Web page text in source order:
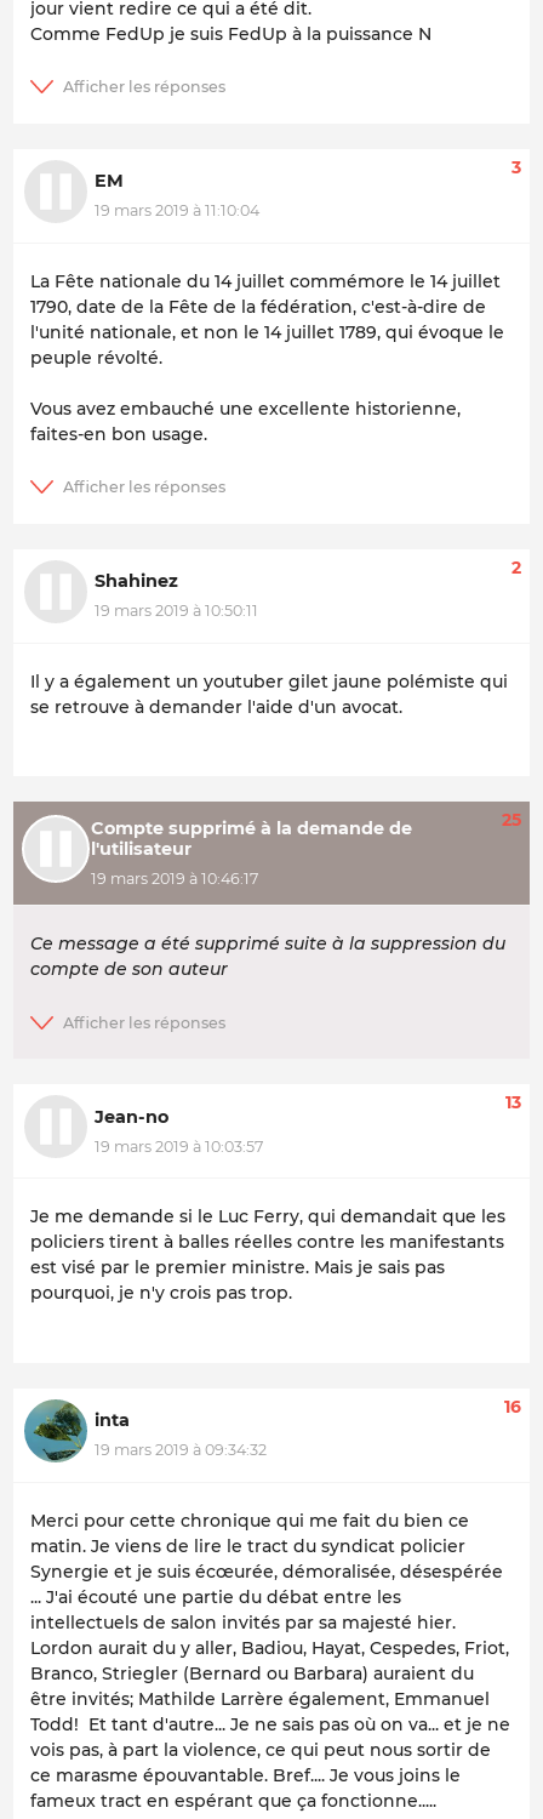
jour vient redire ce qui a été dit.
Comme FedUp je suis FedUp à la puissance N
EM
19 mars 2019 à 11:10:04
3
La Fête nationale du 14 juillet commémore le 14 juillet
1790, date de la Fête de la fédération, c'est-à-dire de
l'unité nationale, et non le 14 juillet 1789, qui évoque le
peuple révolté.
Vous avez embauché une excellente historienne,
faites-en bon usage.
Shahinez
19 mars 2019 à 10:50:11
2
Il y a également un youtuber gilet jaune polémiste qui
se retrouve à demander l'aide d'un avocat.
Compte supprimé à la demande de
l'utilisateur
19 mars 2019 à 10:46:17
25
Ce message a été supprimé suite à la suppression du
compte de son auteur
Jean-no
19 mars 2019 à 10:03:57
13
Je me demande si le Luc Ferry, qui demandait que les
policiers tirent à balles réelles contre les manifestants
est visé par le premier ministre. Mais je sais pas
pourquoi, je n'y crois pas trop.
inta
19 mars 2019 à 09:34:32
16
Merci pour cette chronique qui me fait du bien ce
matin. Je viens de lire le tract du syndicat policier
Synergie et je suis écœurée, démoralisée, désespérée
... J'ai écouté une partie du débat entre les
intellectuels de salon invités par sa majesté hier.
Lordon aurait du y aller, Badiou, Hayat, Cespedes, Friot,
Branco, Striegler (Bernard ou Barbara) auraient du
être invités; Mathilde Larrère également, Emmanuel
Todd! Et tant d'autre... Je ne sais pas où on va... et je ne
vois pas, à part la violence, ce qui peut nous sortir de
ce marasme épouvantable. Bref.... Je vous joins le
fameux tract en espérant que ça fonctionne.....